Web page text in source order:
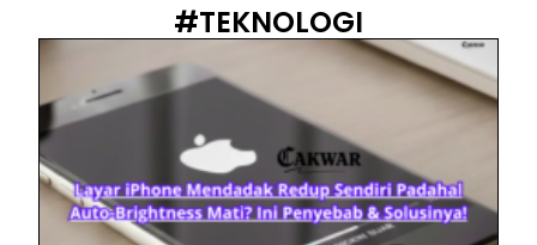
#TEKNOLOGI